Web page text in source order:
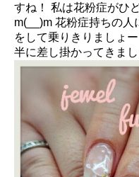
すね！ 私は花粉症がひ
m(__)m 花粉症持ちの
をして乗りきりましょ
半に差し掛かってきま